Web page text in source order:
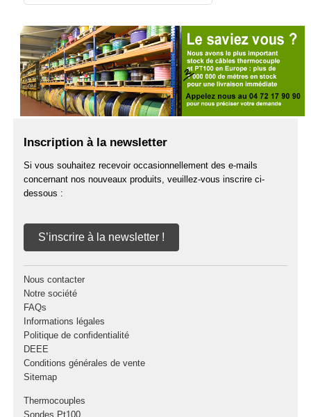
Inscription à la newsletter
Si vous souhaitez recevoir occasionnellement des e-mails
concernant nos nouveaux produits, veuillez-vous inscrire ci-
dessous :
S’inscrire à la newsletter !
Nous contacter
Notre société
FAQs
Informations légales
Politique de confidentialité
DEEE
Conditions générales de vente
Sitemap
Thermocouples
Sondes Pt100